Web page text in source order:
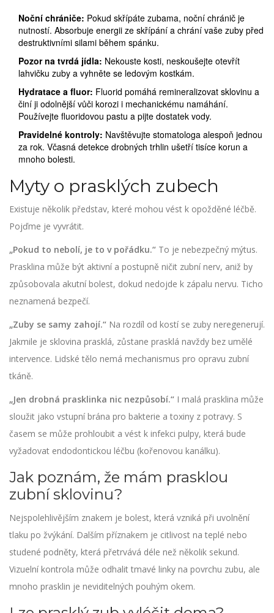
Noční chrániče: Pokud skřípáte zubama, noční chránič je
nutností. Absorbuje energii ze skřípání a chrání vaše zuby před
destruktivními silami během spánku.
Pozor na tvrdá jídla: Nekouste kosti, neskoušejte otevřít
lahvičku zuby a vyhněte se ledovým kostkám.
Hydratace a fluor: Fluorid pomáhá remineralizovat sklovinu a
činí ji odolnější vůči korozi i mechanickému namáhání.
Používejte fluoridovou pastu a pijte dostatek vody.
Pravidelné kontroly: Navštěvujte stomatologa alespoň jednou
za rok. Včasná detekce drobných trhlin ušetří tisíce korun a
mnoho bolesti.
Myty o prasklých zubech
Existuje několik představ, které mohou vést k opožděné léčbě.
Pojďme je vyvrátit.
„Pokud to nebolí, je to v pořádku.“ To je nebezpečný mýtus.
Prasklina může být aktivní a postupně ničit zubní nerv, aniž by
způsobovala akutní bolest, dokud nedojde k zápalu nervu. Ticho
neznamená bezpečí.
„Zuby se samy zahojí.“ Na rozdíl od kostí se zuby neregenerují.
Jakmile je sklovina prasklá, zůstane prasklá navždy bez umělé
intervence. Lidské tělo nemá mechanismus pro opravu zubní
tkáně.
„Jen drobná prasklinka nic nezpůsobí.“ I malá prasklina může
sloužit jako vstupní brána pro bakterie a toxiny z potravy. S
časem se může prohloubit a vést k infekci pulpy, která bude
vyžadovat endodontickou léčbu (kořenovou kanálku).
Jak poznám, že mám prasklou
zubní sklovinu?
Nejspolehlivějším znakem je bolest, která vzniká při uvolnění
tlaku po žvýkání. Dalším příznakem je citlivost na teplé nebo
studené podněty, která přetrvává déle než několik sekund.
Vizuelní kontrola může odhalit tmavé linky na povrchu zubu, ale
mnoho prasklin je neviditelných pouhým okem.